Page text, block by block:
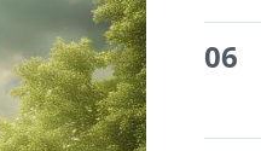
06